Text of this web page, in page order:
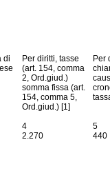
di
Per diritti, tasse
(art. 154, comma
2, Ord.giud.)
somma fissa (art.
154, comma 5,
Ord.giud.) [1]
Per
4
5
2.270 440